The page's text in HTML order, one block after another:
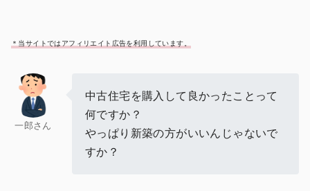
＊当サイトではアフィリエイト広告を利用しています。
一郎さん
中古住宅を購入して良かったことって
何ですか？
やっぱり新築の方がいいんじゃないで
すか？